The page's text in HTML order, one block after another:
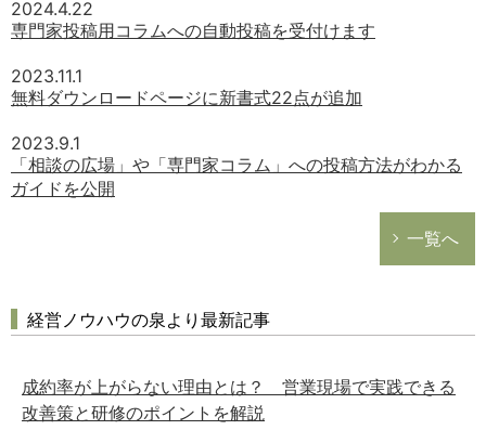
2024.4.22
専門家投稿用コラムへの自動投稿を受付けます
2023.11.1
無料ダウンロードページに新書式22点が追加
2023.9.1
「相談の広場」や「専門家コラム」への投稿方法がわかる
ガイドを公開
一覧へ
経営ノウハウの泉より最新記事
成約率が上がらない理由とは？ 営業現場で実践できる
改善策と研修のポイントを解説